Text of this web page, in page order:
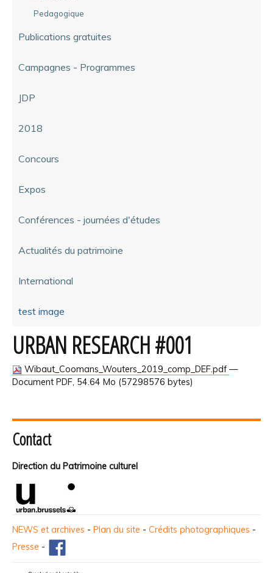
Pedagogique
Publications gratuites
Campagnes - Programmes
JDP
2018
Concours
Expos
Conférences - journées d'études
Actualités du patrimoine
International
test image
URBAN RESEARCH #001
Wibaut_Coomans_Wouters_2019_comp_DEF.pdf —
Document PDF, 54.64 Mo (57298576 bytes)
Contact
Direction du Patrimoine culturel
NEWS et archives - Plan du site - Crédits photographiques -
Presse -